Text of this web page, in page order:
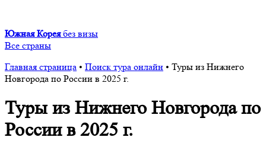
Южная Корея без визы
Все страны
Главная страница • Поиск тура онлайн • Туры из Нижнего
Новгорода по России в 2025 г.
Туры из Нижнего Новгорода по
России в 2025 г.